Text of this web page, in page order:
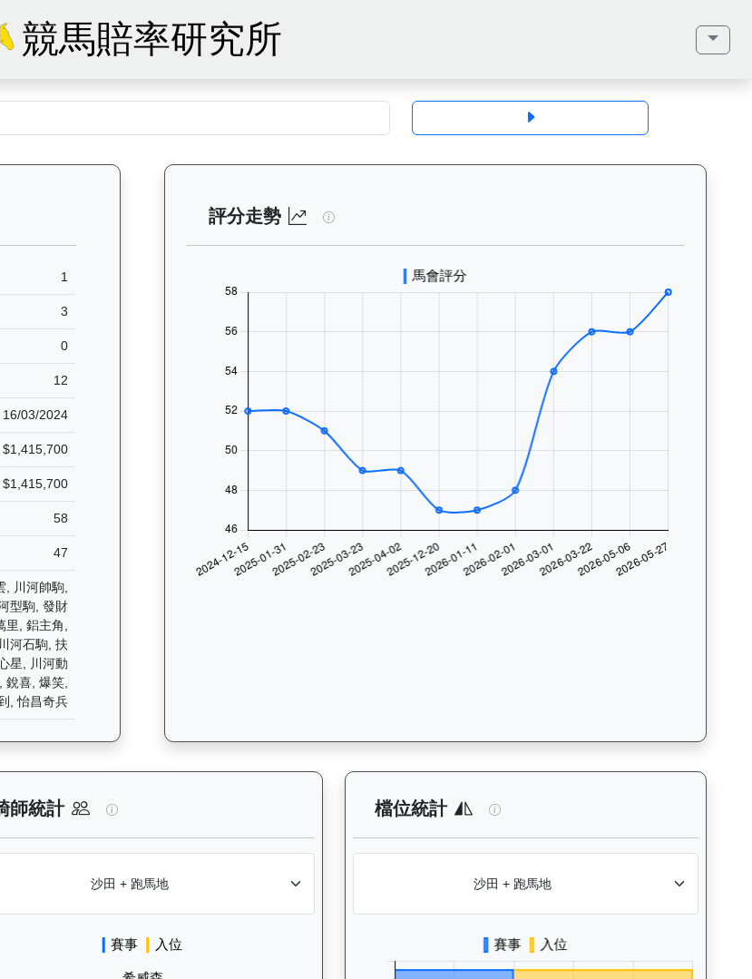
競馬賠率研究所
馬匹基本資料：查看香港賽馬會賽駒的完整檔案，包括練馬師、出生地、馬齡、毛色、
1
3
0
12
16/03/2024
$1,415,700
$1,415,700
58
47
, 川河帥駒,
型駒, 發財
里, 鋁主角,
河石駒, 扶
星, 川河動
銳喜, 爆笑,
, 怡昌奇兵
評分走勢 逍遙人生（J427）— 評分走勢圖表：追蹤香港賽
：查看香港賽駒在不同途程距離（1000米至2400米）的出賽次數與入位率統計，支援
師統計 逍遙人生（J427）— 騎師統計分析：查看各騎師策騎此馬匹的出賽次數與
檔位統計 逍遙人生（J427）— 檔位統